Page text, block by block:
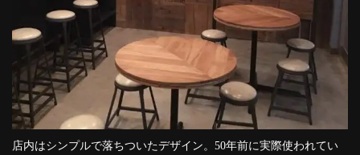
店内はシンプルで落ちついたデザイン。50年前に実際使われてい